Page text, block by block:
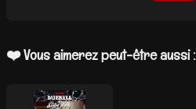
❤️ Vous aimerez peut-être aussi :